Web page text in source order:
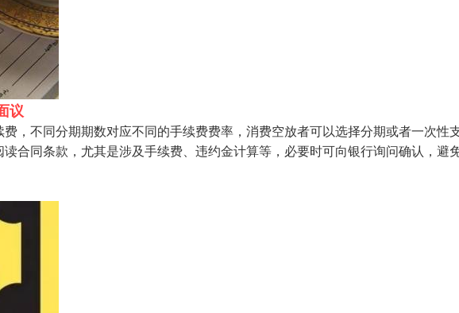
议
，不同分期期数对应不同的手续费费率，消费空放者可以选择分期或者一次性
合同条款，尤其是涉及手续费、违约金计算等，必要时可向银行询问确认，避